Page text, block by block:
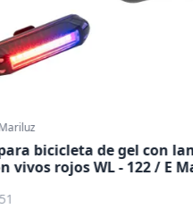
bicicleta de gel con
vivos rojos WL - 122 / E